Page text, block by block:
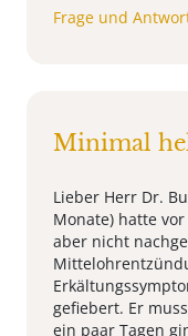
Frage und
Minimal
Lieber Herr Dr.
Monate) hatte
aber nicht
gefiebert. Er
ein paar Tagen